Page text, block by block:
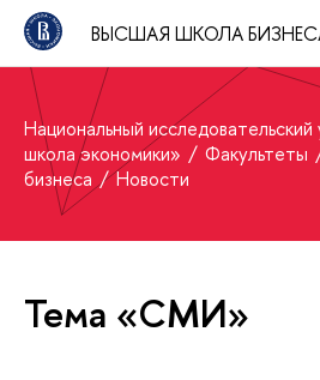
ВЫСШАЯ ШКОЛА
Национальный
школа экономики»
Факультеты
бизнеса
Новости
Тема «СМИ»